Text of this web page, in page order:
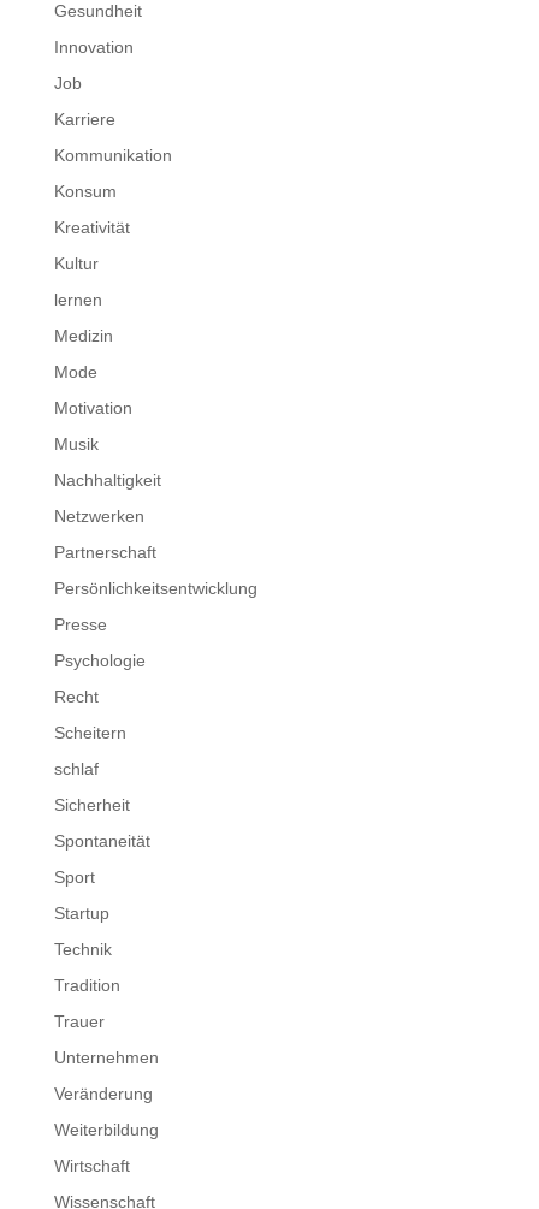
Gesundheit
Innovation
Job
Karriere
Kommunikation
Konsum
Kreativität
Kultur
lernen
Medizin
Mode
Motivation
Musik
Nachhaltigkeit
Netzwerken
Partnerschaft
Persönlichkeitsentwicklung
Presse
Psychologie
Recht
Scheitern
schlaf
Sicherheit
Spontaneität
Sport
Startup
Technik
Tradition
Trauer
Unternehmen
Veränderung
Weiterbildung
Wirtschaft
Wissenschaft